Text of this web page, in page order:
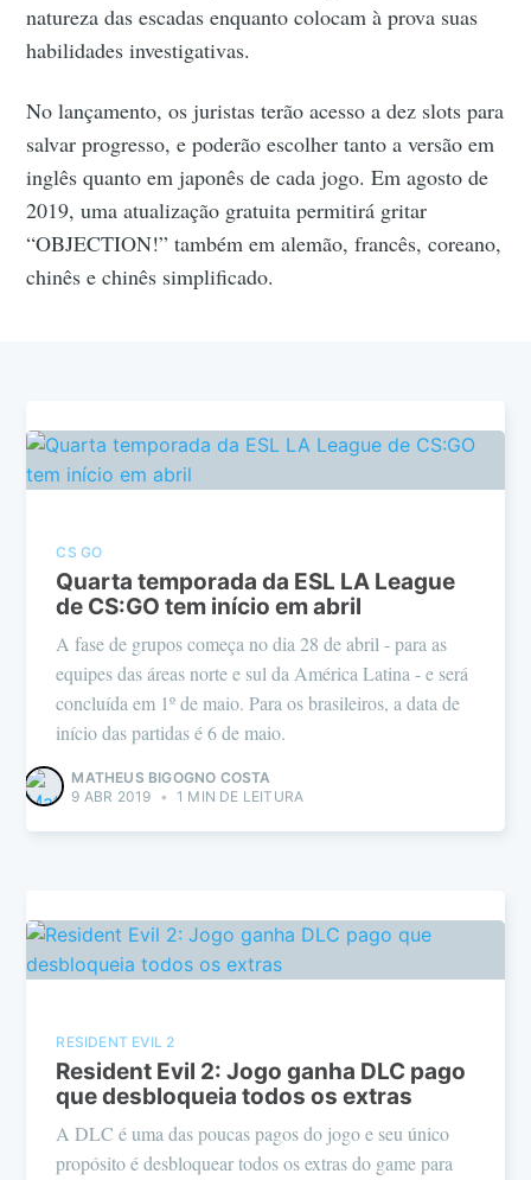
natureza das escadas enquanto colocam à prova suas
habilidades investigativas.
No lançamento, os juristas terão acesso a dez slots para
salvar progresso, e poderão escolher tanto a versão em
inglês quanto em japonês de cada jogo. Em agosto de
2019, uma atualização gratuita permitirá gritar
“OBJECTION!” também em alemão, francês, coreano,
chinês e chinês simplificado.
CS GO
Quarta temporada da ESL LA League
de CS:GO tem início em abril
A fase de grupos começa no dia 28 de abril - para as
equipes das áreas norte e sul da América Latina - e será
concluída em 1º de maio. Para os brasileiros, a data de
início das partidas é 6 de maio.
MATHEUS BIGOGNO COSTA
9 ABR 2019 • 1 MIN DE LEITURA
RESIDENT EVIL 2
Resident Evil 2: Jogo ganha DLC pago
que desbloqueia todos os extras
A DLC é uma das poucas pagos do jogo e seu único
propósito é desbloquear todos os extras do game para